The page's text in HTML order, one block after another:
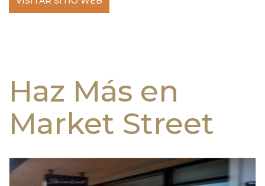
Haz Más en
Market Street